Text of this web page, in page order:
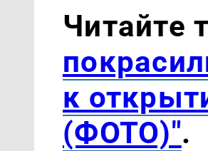
Читайте
к
(ФОТО)".